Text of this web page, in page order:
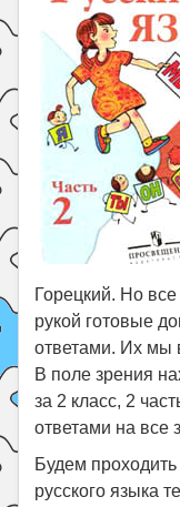
Горецкий. Но
рукой готовые
ответами. Их мы
В поле зрения
за 2 класс, 2
ответами на все
Будем
русского языка